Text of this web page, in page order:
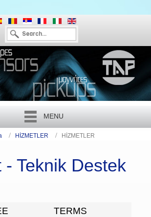
MENU
HİZMETLER HİZMETLER
- Teknik Destek
TERMS